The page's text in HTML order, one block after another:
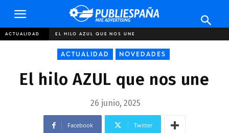
Publiespaña
ACTUALIDAD EL HILO AZUL QUE NOS UNE
ACTUALIDAD NOVEDADES
El hilo AZUL que nos une
26 junio, 2025
Facebook Twitter